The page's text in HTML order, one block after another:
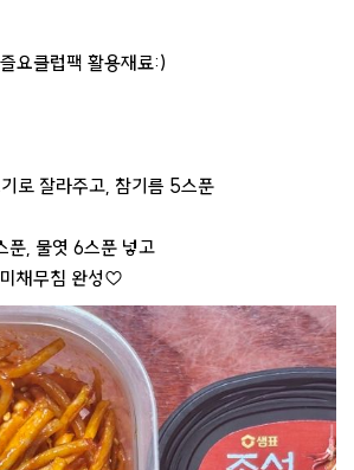
요클럽팩 활용재료:)
로 잘라주고, 참기름 5스푼
푼, 물엿 6스푼 넣고
채무침 완성♡